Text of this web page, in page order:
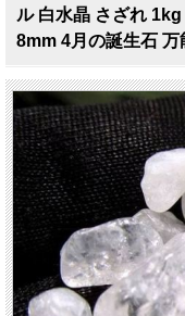
ル 白水晶 さざれ
8mm 4月の誕生石